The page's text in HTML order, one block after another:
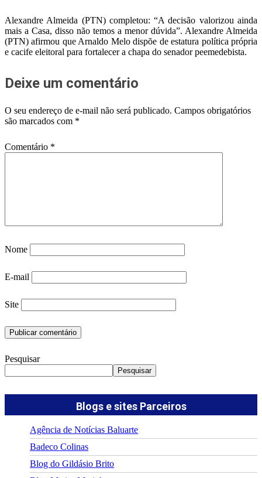
Alexandre Almeida (PTN) completou: “A decisão valorizou ainda
mais a Casa, disso não temos a menor dúvida”. Alexandre Almeida
(PTN) afirmou que Arnaldo Melo dispõe de estatura política própria
e cacife eleitoral para fortalecer a chapa do senador peemedebista.
Deixe um comentário
O seu endereço de e-mail não será publicado. Campos obrigatórios
são marcados com *
Comentário *
Nome
E-mail
Site
Pesquisar
Pesquisar
Blogs e sites Parceiros
Agência de Notícias Baluarte
Badeco Colinas
Blog do Gildásio Brito